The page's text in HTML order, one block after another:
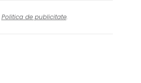
Politica de publicitate.